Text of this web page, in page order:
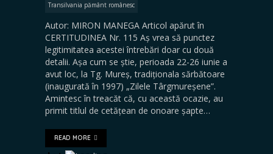
Transilvania pământ românesc
Autor: MIRON MANEGA Articol apărut în
CERTITUDINEA Nr. 115 Aș vrea să punctez
legitimitatea acestei întrebări doar cu două
detalii. Așa cum se știe, perioada 22-26 iunie a
avut loc, la Tg. Mureș, tradiționala sărbătoare
(inaugurată în 1997) „Zilele Târgmureșene”.
Amintesc în treacăt că, cu această ocazie, au
primit titlul de cetățean de onoare șapte…
READ MORE